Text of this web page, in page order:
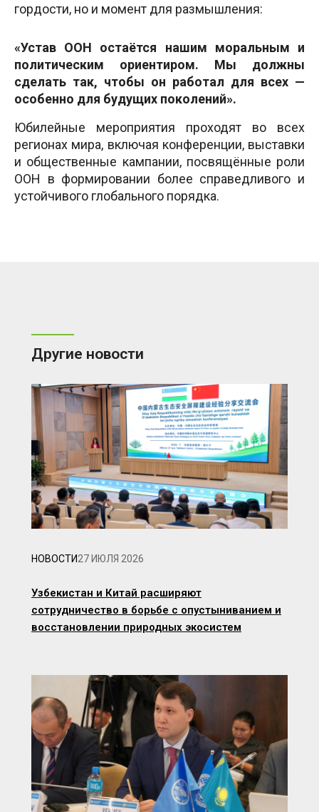
гордости, но и момент для размышления:
«Устав ООН остаётся нашим моральным и
политическим ориентиром. Мы должны
сделать так, чтобы он работал для всех —
особенно для будущих поколений».
Юбилейные мероприятия проходят во всех
регионах мира, включая конференции, выставки
и общественные кампании, посвящённые роли
ООН в формировании более справедливого и
устойчивого глобального порядка.
Другие новости
НОВОСТИ27 ИЮЛЯ 2026
Узбекистан и Китай расширяют
сотрудничество в борьбе с опустыниванием и
восстановлении природных экосистем